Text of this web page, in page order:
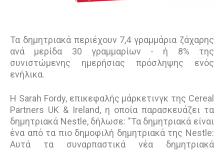
Τα δημητριακά περιέχουν 7,4 γραμμάρια ζάχαρης
ανά μερίδα 30 γραμμαρίων - ή 8% της
συνιστώμενης ημερήσιας πρόσληψης ενός
ενήλικα.
Η Sarah Fordy, επικεφαλής μάρκετινγκ της Cereal
Partners UK & Ireland, η οποία παρασκευάζει τα
δημητριακά Nestle, δήλωσε: "Τα δημητριακά είναι
ένα από τα πιο δημοφιλή δημητριακά της Nestle:
Αυτά τα συναρπαστικά νέα δημητριακά